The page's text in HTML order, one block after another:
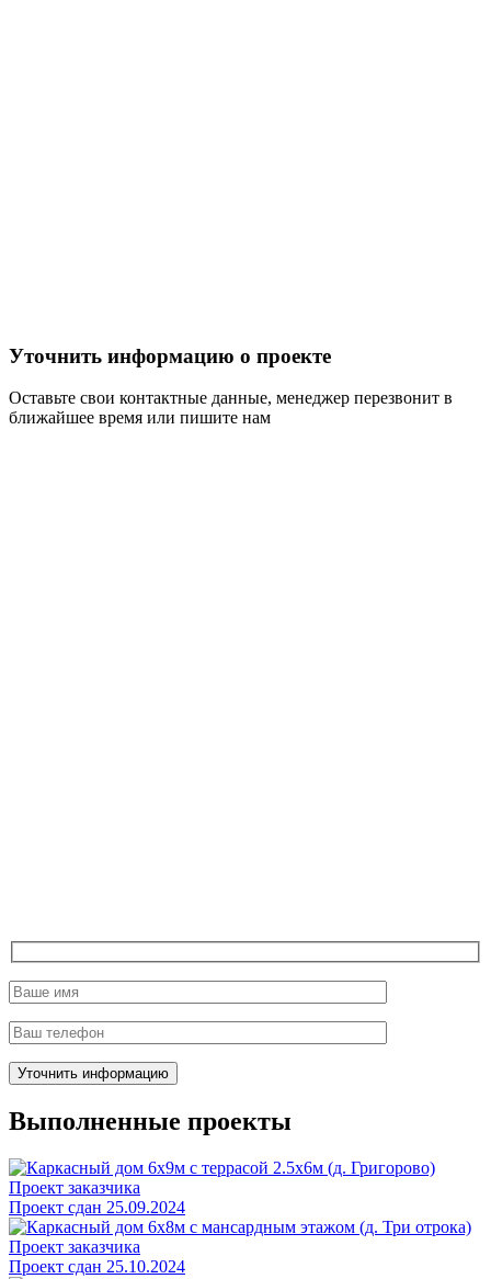
Уточнить информацию о проекте
Оставьте свои контактные данные, менеджер перезвонит в
ближайшее время или пишите нам
Выполненные проекты
Проект заказчика
Проект сдан 25.09.2024
Проект заказчика
Проект сдан 25.10.2024